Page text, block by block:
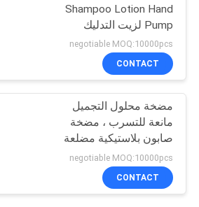
مضخة موزع
الرغوي
17
Shampoo Lotion Hand
Pump لزيت التدليك
والصابون السائل
negotiable MOQ:10000pcs
CONTACT
مضخة محلول التجميل
مانعة للتسرب ، مضخة
صابون بلاستيكية مضلعة
الإغلاق
negotiable MOQ:10000pcs
CONTACT